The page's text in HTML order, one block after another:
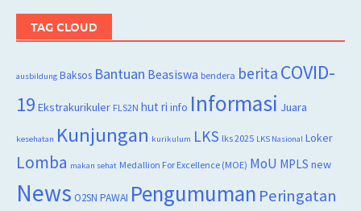
TAG CLOUD
ausbildung Baksos Bantuan Beasiswa bendera berita COVID-
19 Ekstrakurikuler FLS2N hut ri info Informasi Juara
kesehatan Kunjungan kurikulum LKS lks 2025 LKS Nasional Loker
Lomba makan sehat Medallion For Excellence (MOE) MoU MPLS new
News O2SN PAWAI Pengumuman Peringatan